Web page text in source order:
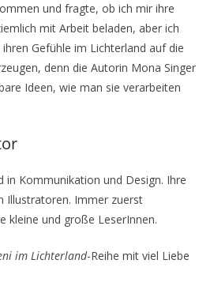
und fragte, ob ich mir ihre
mit Arbeit beladen, aber ich
Gefühle im Lichterland auf die
denn die Autorin Mona Singer
Ideen, wie man sie verarbeiten
Kommunikation und Design. Ihre
Illustratoren. Immer zuerst
kleine und große LeserInnen.
im Lichterland-Reihe mit viel Liebe